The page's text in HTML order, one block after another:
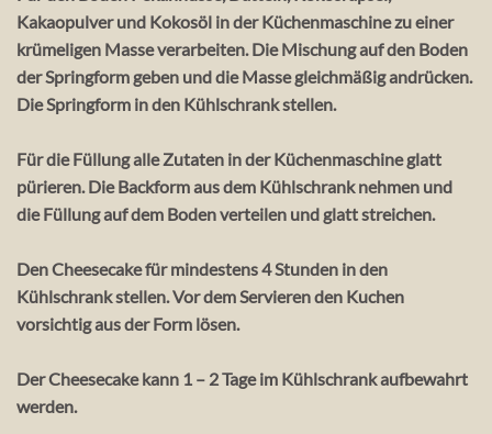
Kakaopulver und Kokosöl in der Küchenmaschine zu einer
krümeligen Masse verarbeiten. Die Mischung auf den Boden
der Springform geben und die Masse gleichmäßig andrücken.
Die Springform in den Kühlschrank stellen.
Für die Füllung alle Zutaten in der Küchenmaschine glatt
pürieren. Die Backform aus dem Kühlschrank nehmen und
die Füllung auf dem Boden verteilen und glatt streichen.
Den Cheesecake für mindestens 4 Stunden in den
Kühlschrank stellen. Vor dem Servieren den Kuchen
vorsichtig aus der Form lösen.
Der Cheesecake kann 1 – 2 Tage im Kühlschrank aufbewahrt
werden.